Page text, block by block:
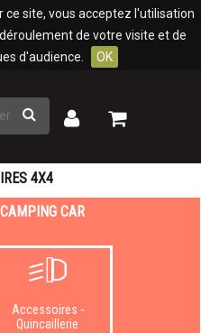
ce site, vous acceptez l'utilisation
de votre visite et de
d'audience.
OK
Rechercher
Mon
Mon
4X4
CAR
Accessoires -
Quincaillerie